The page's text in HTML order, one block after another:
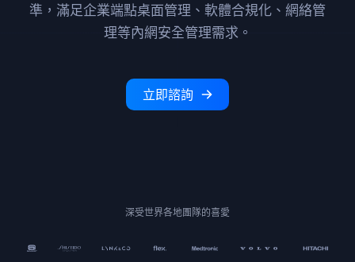
準，滿足企業端點桌面管理、軟體合規化、網絡管
理等內網安全管理需求。
立即諮詢
深受世界各地團隊的喜愛